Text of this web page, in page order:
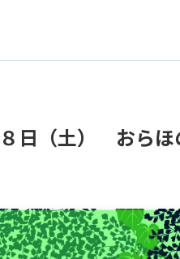
８日（土） おら